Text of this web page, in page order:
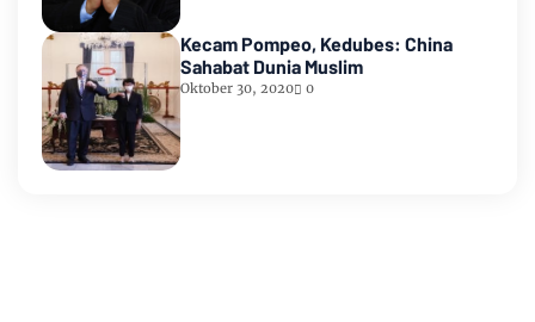
Kecam Pompeo, Kedubes: China
Sahabat Dunia Muslim
Oktober 30, 2020 0